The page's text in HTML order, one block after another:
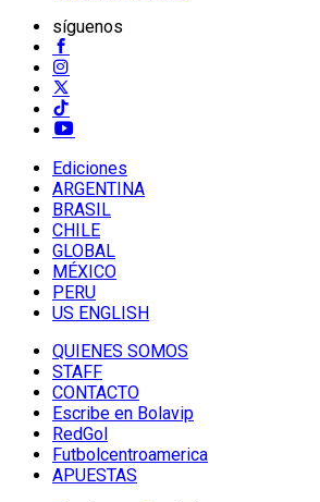
síguenos
Ediciones
ARGENTINA
BRASIL
CHILE
GLOBAL
MÉXICO
PERU
US ENGLISH
QUIENES SOMOS
STAFF
CONTACTO
Escribe en Bolavip
RedGol
Futbolcentroamerica
APUESTAS